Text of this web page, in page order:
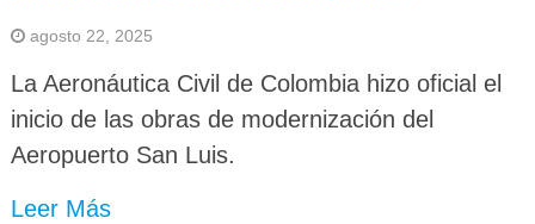
agosto 22, 2025
La Aeronáutica Civil de Colombia hizo oficial el
inicio de las obras de modernización del
Aeropuerto San Luis.
Leer Más